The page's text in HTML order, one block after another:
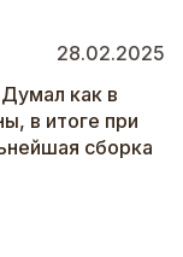
28.02.2025
как в
в итоге при
сборка